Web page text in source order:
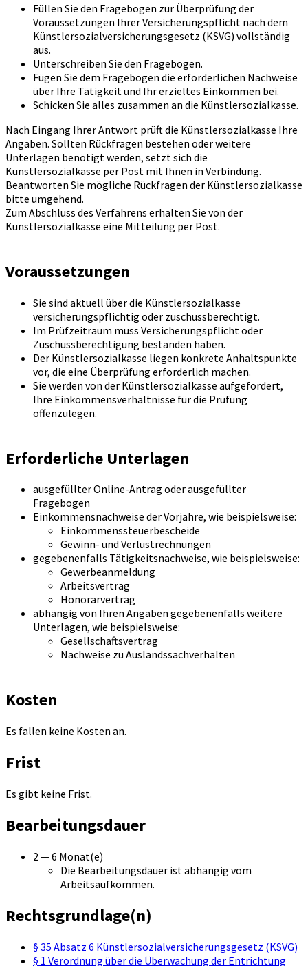
Füllen Sie den Fragebogen zur Überprüfung der
Voraussetzungen Ihrer Versicherungspflicht nach dem
Künstlersozialversicherungsgesetz (KSVG) vollständig
aus.
Unterschreiben Sie den Fragebogen.
Fügen Sie dem Fragebogen die erforderlichen Nachweise
über Ihre Tätigkeit und Ihr erzieltes Einkommen bei.
Schicken Sie alles zusammen an die Künstlersozialkasse.
Nach Eingang Ihrer Antwort prüft die Künstlersozialkasse Ihre
Angaben. Sollten Rückfragen bestehen oder weitere
Unterlagen benötigt werden, setzt sich die
Künstlersozialkasse per Post mit Ihnen in Verbindung.
Beantworten Sie mögliche Rückfragen der Künstlersozialkasse
bitte umgehend.
Zum Abschluss des Verfahrens erhalten Sie von der
Künstlersozialkasse eine Mitteilung per Post.
Voraussetzungen
Sie sind aktuell über die Künstlersozialkasse
versicherungspflichtig oder zuschussberechtigt.
Im Prüfzeitraum muss Versicherungspflicht oder
Zuschussberechtigung bestanden haben.
Der Künstlersozialkasse liegen konkrete Anhaltspunkte
vor, die eine Überprüfung erforderlich machen.
Sie werden von der Künstlersozialkasse aufgefordert,
Ihre Einkommensverhältnisse für die Prüfung
offenzulegen.
Erforderliche Unterlagen
ausgefüllter Online-Antrag oder ausgefüllter
Fragebogen
Einkommensnachweise der Vorjahre, wie beispielsweise:
Einkommenssteuerbescheide
Gewinn- und Verlustrechnungen
gegebenenfalls Tätigkeitsnachweise, wie beispielsweise:
Gewerbeanmeldung
Arbeitsvertrag
Honorarvertrag
abhängig von Ihren Angaben gegebenenfalls weitere
Unterlagen, wie beispielsweise:
Gesellschaftsvertrag
Nachweise zu Auslandssachverhalten
Kosten
Es fallen keine Kosten an.
Frist
Es gibt keine Frist.
Bearbeitungsdauer
2 — 6 Monat(e)
Die Bearbeitungsdauer ist abhängig vom
Arbeitsaufkommen.
Rechtsgrundlage(n)
§ 35 Absatz 6 Künstlersozialversicherungsgesetz (KSVG)
§ 1 Verordnung über die Überwachung der Entrichtung